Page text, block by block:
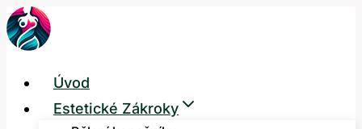
Přeskočit
na
Úvod
Estetické Zákroky